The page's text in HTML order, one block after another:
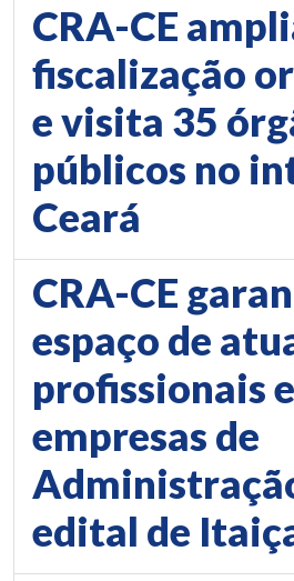
CRA-CE
fiscalização
e visita 35
públicos no
Ceará
CRA-CE
espaço de
profissionais e
empresas de
edital de